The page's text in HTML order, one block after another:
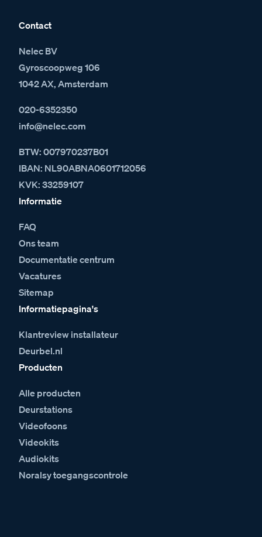
Contact
Nelec BV
Gyroscoopweg 106
1042 AX, Amsterdam
020-6352350
info@nelec.com
BTW: 007970237B01
IBAN: NL90ABNA0601712056
KVK: 33259107
Informatie
FAQ
Ons team
Documentatie centrum
Vacatures
Sitemap
Informatiepagina's
Klantreview installateur
Deurbel.nl
Producten
Alle producten
Deurstations
Videofoons
Videokits
Audiokits
Noralsy toegangscontrole